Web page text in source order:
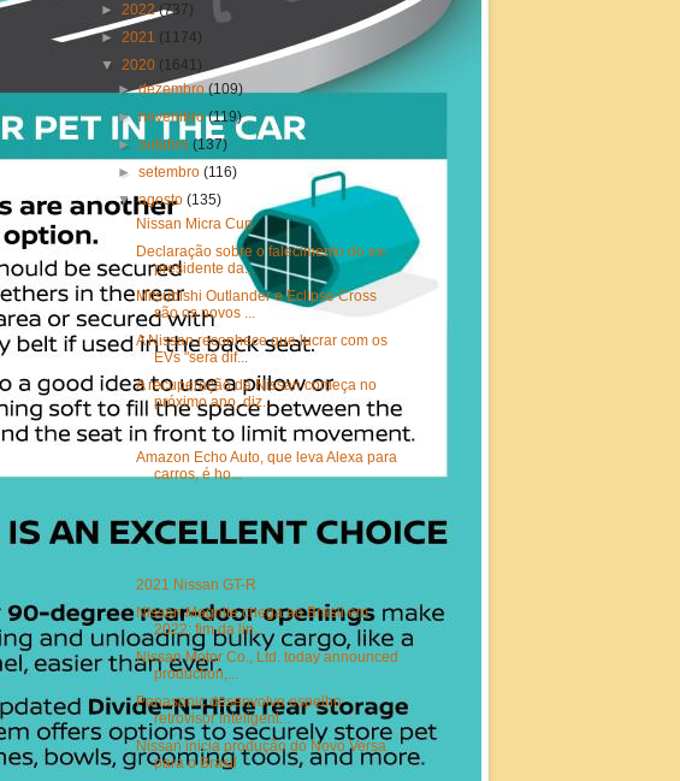
► 2022(737)
► 2021 (1174)
▼ 2020 (1641)
►dezembro(109)
►novembro(119)
►outubro(137)
►setembro(116)
▼agosto(135)
Nissan Micra Cup
Declaração sobre o falecimento do ex-
presidente da...
Mitsubishi Outlander e Eclipse Cross
são os novos ...
A Nissan reconhece que lucrar com os
EVs "será dif...
A recuperação da Nissan começa no
próximo ano, diz...
Amazon Echo Auto, que leva Alexa para
carros, é ho...
2021 Nissan GT-R
Nissan Magnite chega ao Brasil em
2022; fim da lin...
Nissan Motor Co., Ltd. today announced
production,...
Panasonic desenvolve espelho
retrovisor inteligent...
Nissan inicia produção do Novo Versa
para o Brasil